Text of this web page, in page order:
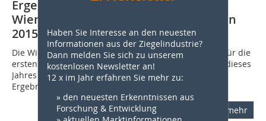
Haben Sie Interesse an den neuesten
Informationen aus der Ziegelindustrie?
Dann melden Sie sich zu unserem
kostenlosen Newsletter an!
12 x im Jahr erfahren Sie mehr zu:
» den neuesten Erkenntnissen aus
Forschung & Entwicklung
Ergebnis- und Umsatzwachstum bei
Wienerberger in ersten neun Monaten
2015
Die Wienerberger AG veröffentlichte ihre Ergebnisse für die
ersten neun Monate 2015. Von Januar bis September dieses
Jahres konnte Wienerberger Umsatz- und
Ergebnissteigerungen verzeichnen. Der...
mehr